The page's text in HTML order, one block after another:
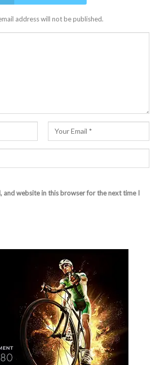
address will not be published.
and website in this browser for the next time I